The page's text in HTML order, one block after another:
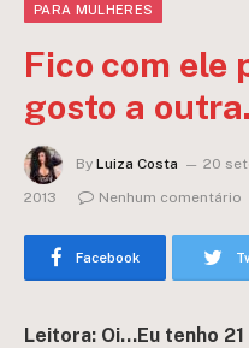
PARA MULHERES
Fico com ele
gosto a outra.
By Luiza Costa 20
2013
Nenhum comentário
Facebook
Leitora: Oi…Eu tenho